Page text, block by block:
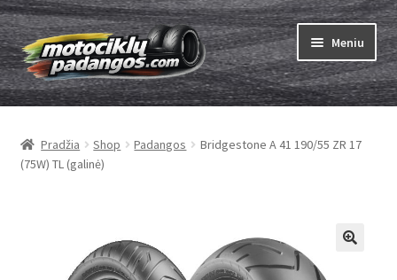
Pereiti
prie
meniu
Pereiti
prie
turinio
Meniu
Padangos
menu
Kameros
menu
Kaip užsisakyti
Pradžia Shop Padangos
Bridgestone A 41 190/55 ZR 17
(75W) TL (galinė)